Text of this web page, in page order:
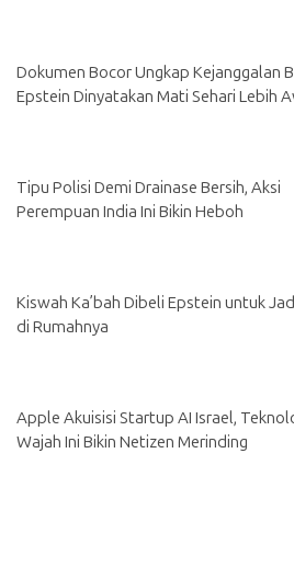
Dokumen Bocor Ungkap Kejanggalan
Epstein Dinyatakan Mati Sehari Lebih
Tipu Polisi Demi Drainase Bersih, Aksi
Perempuan India Ini Bikin Heboh
Kiswah Ka’bah Dibeli Epstein untuk
di Rumahnya
Apple Akuisisi Startup AI Israel,
Wajah Ini Bikin Netizen Merinding